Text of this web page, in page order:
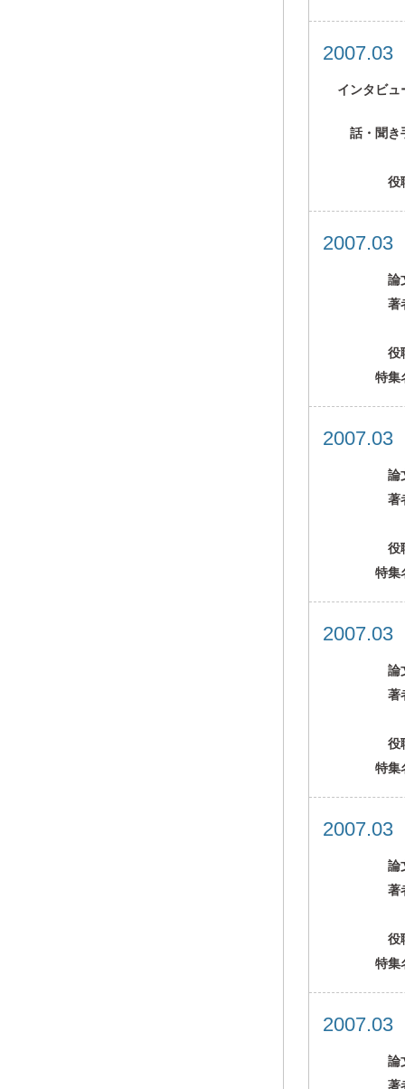
インタビュ
話・聞き
役
論
著
役
特集
論
著
役
特集
論
著
役
特集
論
著
役
特集
論
著